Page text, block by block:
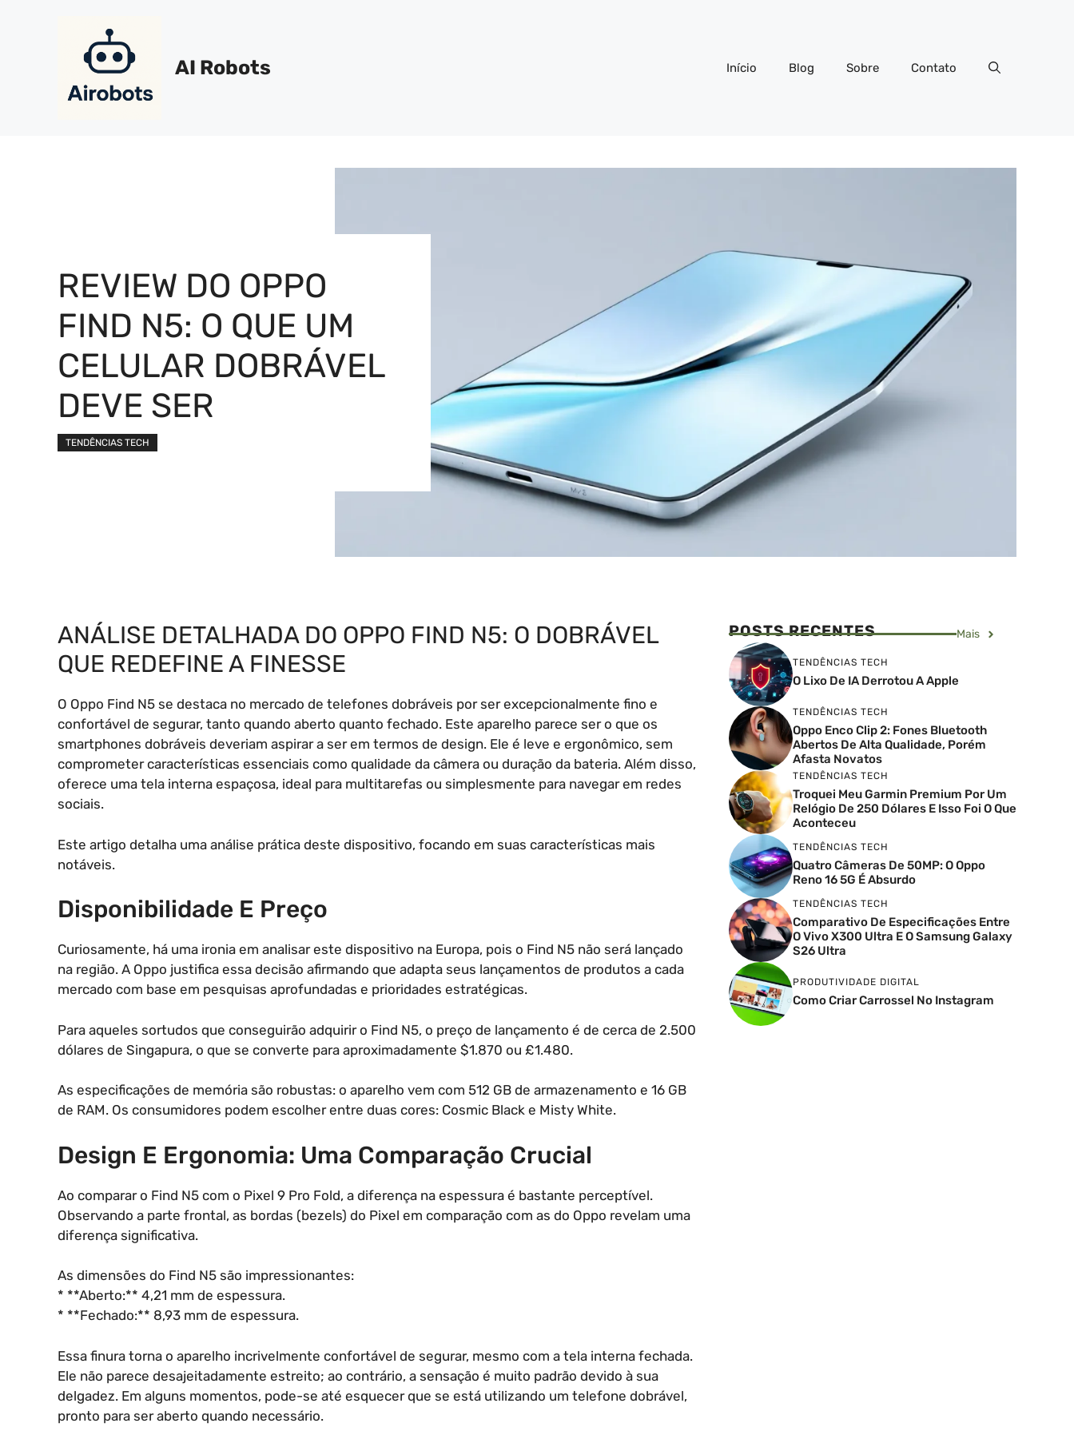
AI Robots Início Blog Sobre Contato
REVIEW DO OPPO
FIND N5: O QUE UM
CELULAR DOBRÁVEL
DEVE SER
TENDÊNCIAS TECH
ANÁLISE DETALHADA DO OPPO FIND N5: O DOBRÁVEL
QUE REDEFINE A FINESSE
O Oppo Find N5 se destaca no mercado de telefones dobráveis por ser excepcionalmente fino e
confortável de segurar, tanto quando aberto quanto fechado. Este aparelho parece ser o que os
smartphones dobráveis deveriam aspirar a ser em termos de design. Ele é leve e ergonômico, sem
comprometer características essenciais como qualidade da câmera ou duração da bateria. Além disso,
oferece uma tela interna espaçosa, ideal para multitarefas ou simplesmente para navegar em redes
sociais.
Este artigo detalha uma análise prática deste dispositivo, focando em suas características mais
notáveis.
Disponibilidade E Preço
Curiosamente, há uma ironia em analisar este dispositivo na Europa, pois o Find N5 não será lançado
na região. A Oppo justifica essa decisão afirmando que adapta seus lançamentos de produtos a cada
mercado com base em pesquisas aprofundadas e prioridades estratégicas.
Para aqueles sortudos que conseguirão adquirir o Find N5, o preço de lançamento é de cerca de 2.500
dólares de Singapura, o que se converte para aproximadamente $1.870 ou £1.480.
As especificações de memória são robustas: o aparelho vem com 512 GB de armazenamento e 16 GB
de RAM. Os consumidores podem escolher entre duas cores: Cosmic Black e Misty White.
Design E Ergonomia: Uma Comparação Crucial
Ao comparar o Find N5 com o Pixel 9 Pro Fold, a diferença na espessura é bastante perceptível.
Observando a parte frontal, as bordas (bezels) do Pixel em comparação com as do Oppo revelam uma
diferença significativa.
As dimensões do Find N5 são impressionantes:
* **Aberto:** 4,21 mm de espessura.
* **Fechado:** 8,93 mm de espessura.
Essa finura torna o aparelho incrivelmente confortável de segurar, mesmo com a tela interna fechada.
Ele não parece desajeitadamente estreito; ao contrário, a sensação é muito padrão devido à sua
delgadez. Em alguns momentos, pode-se até esquecer que se está utilizando um telefone dobrável,
pronto para ser aberto quando necessário.
POSTS RECENTES Mais
TENDÊNCIAS TECH
O Lixo De IA Derrotou A Apple
TENDÊNCIAS TECH
Oppo Enco Clip 2: Fones Bluetooth
Abertos De Alta Qualidade, Porém
Afasta Novatos
TENDÊNCIAS TECH
Troquei Meu Garmin Premium Por Um
Relógio De 250 Dólares E Isso Foi O Que
Aconteceu
TENDÊNCIAS TECH
Quatro Câmeras De 50MP: O Oppo
Reno 16 5G É Absurdo
TENDÊNCIAS TECH
Comparativo De Especificações Entre
O Vivo X300 Ultra E O Samsung Galaxy
S26 Ultra
PRODUTIVIDADE DIGITAL
Como Criar Carrossel No Instagram